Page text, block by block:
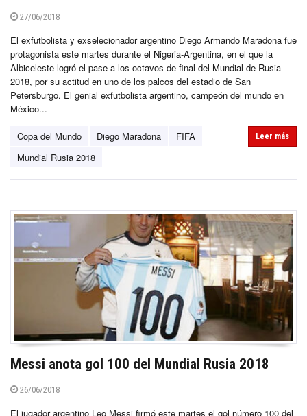
27/06/2018
El exfutbolista y exselecionador argentino Diego Armando Maradona fue
protagonista este martes durante el Nigeria-Argentina, en el que la
Albiceleste logró el pase a los octavos de final del Mundial de Rusia
2018, por su actitud en uno de los palcos del estadio de San
Petersburgo. El genial exfutbolista argentino, campeón del mundo en
México...
Copa del Mundo Diego Maradona
FIFA
Mundial Rusia 2018
Leer más
Messi anota gol 100 del Mundial Rusia 2018
26/06/2018
El jugador argentino Leo Messi firmó este martes el gol número 100 del